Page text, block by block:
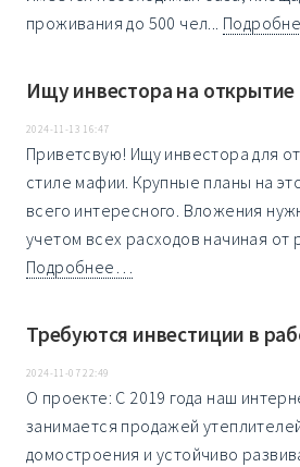
проживания до 500 чел...
Ищу инвестора на открытие
2024-11-13 16:47
Приветсвую! Ищу инвестора для
стиле мафии. Крупные планы на
всего интересного. Вложения
учетом всех расходов начиная от
Подробнее…
Требуются инвестиции в
2024-11-07 22:49
О проекте: С 2019 года наш
занимается продажей
домостроения и устойчиво